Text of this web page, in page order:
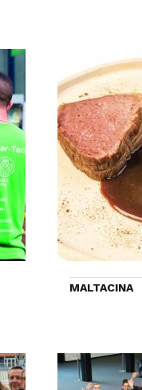
MALTACINA